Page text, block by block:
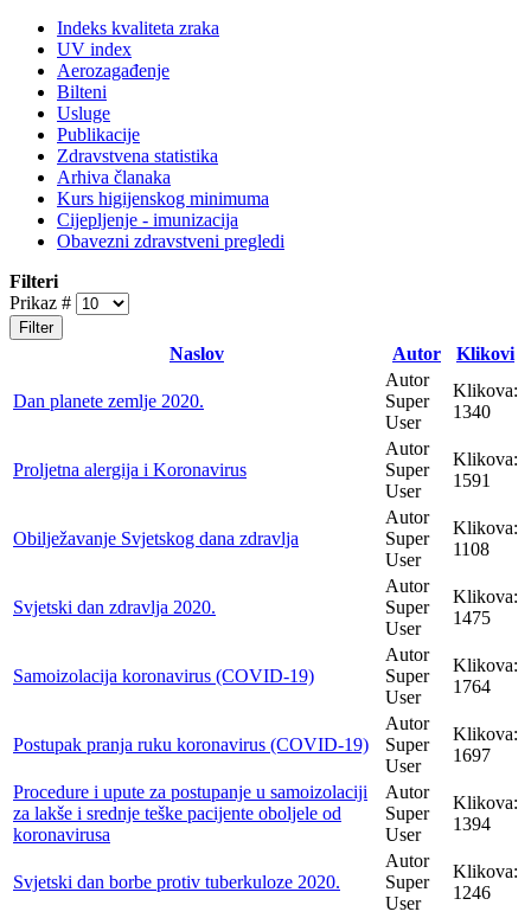
Indeks kvaliteta zraka
UV index
Aerozagađenje
Bilteni
Usluge
Publikacije
Zdravstvena statistika
Arhiva članaka
Kurs higijenskog minimuma
Cijepljenje - imunizacija
Obavezni zdravstveni pregledi
Filteri
Prikaz #
Filter
Naslov Autor Klikovi
Dan planete zemlje 2020.
Autor
Super
User
Klikova:
1340
Proljetna alergija i Koronavirus
Autor
Super
User
Klikova:
1591
Obilježavanje Svjetskog dana zdravlja
Autor
Super
User
Klikova:
1108
Svjetski dan zdravlja 2020.
Autor
Super
User
Klikova:
1475
Samoizolacija koronavirus (COVID-19)
Autor
Super
User
Klikova:
1764
Postupak pranja ruku koronavirus (COVID-19)
Autor
Super
User
Klikova:
1697
Procedure i upute za postupanje u samoizolaciji
za lakše i srednje teške pacijente oboljele od
koronavirusa
Autor
Super
User
Klikova:
1394
Svjetski dan borbe protiv tuberkuloze 2020.
Autor
Super
User
Klikova:
1246